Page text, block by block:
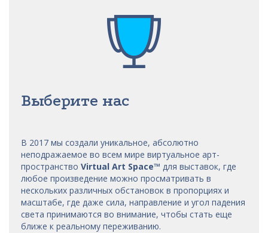
Выберите нас
В 2017 мы создали уникальное, абсолютно
неподражаемое во всем мире виртуальное арт-
пространство Virtual Art Space™ для выставок, где
любое произведение можно просматривать в
нескольких различных обстановок в пропорциях и
масштабе, где даже сила, направление и угол падения
света принимаются во внимание, чтобы стать еще
ближе к реальному переживанию.